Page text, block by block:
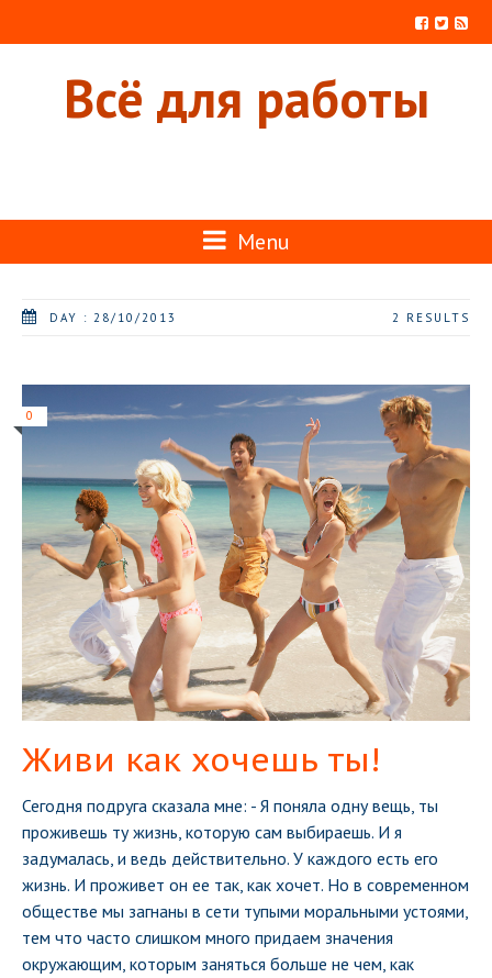
Всё для работы
Menu
DAY : 28/10/2013 2 RESULTS
0
Живи как хочешь ты!
Сегодня подруга сказала мне: - Я поняла одну вещь, ты
проживешь ту жизнь, которую сам выбираешь. И я
задумалась, и ведь действительно. У каждого есть его
жизнь. И проживет он ее так, как хочет. Но в современном
обществе мы загнаны в сети тупыми моральными устоями,
тем что часто слишком много придаем значения
окружающим, которым заняться больше не чем, как